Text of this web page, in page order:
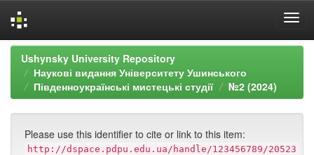
Skip
navigation
Ushynsky University Repository
Наукові видання Університету Ушинського
Південноукраїнські мистецькі студії
№2 (2024)
Please use this identifier to cite or link to this item:
http://dspace.pdpu.edu.ua/handle/123456789/20523